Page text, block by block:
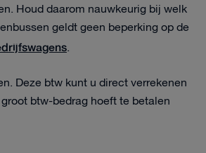
Houd daarom nauwkeurig bij welk
geldt geen beperking op de
.
Deze btw kunt u direct verrekenen
btw-bedrag hoeft te betalen